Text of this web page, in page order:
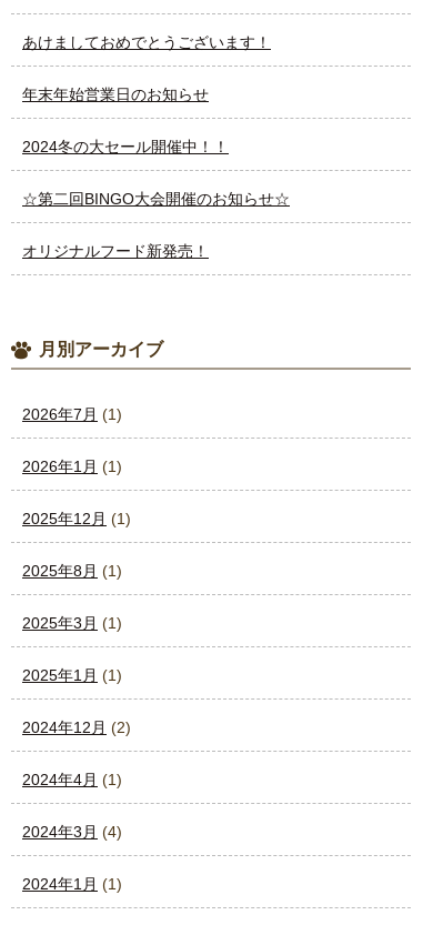
あけましておめでとうございます！
年末年始営業日のお知らせ
2024冬の大セール開催中！！
☆第二回BINGO大会開催のお知らせ☆
オリジナルフード新発売！
月別アーカイブ
2026年7月 (1)
2026年1月 (1)
2025年12月 (1)
2025年8月 (1)
2025年3月 (1)
2025年1月 (1)
2024年12月 (2)
2024年4月 (1)
2024年3月 (4)
2024年1月 (1)